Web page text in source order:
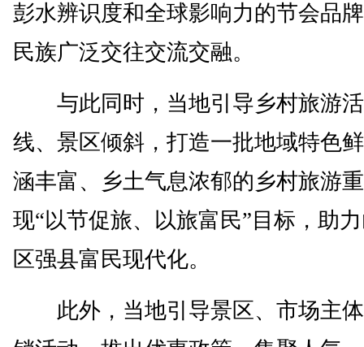
彭水辨识度和全球影响力的节会品
民族广泛交往交流交融。
与此同时，当地引导乡村旅游活
线、景区倾斜，打造一批地域特色
涵丰富、乡土气息浓郁的乡村旅游
现“以节促旅、以旅富民”目标，助
区强县富民现代化。
此外，当地引导景区、市场主体